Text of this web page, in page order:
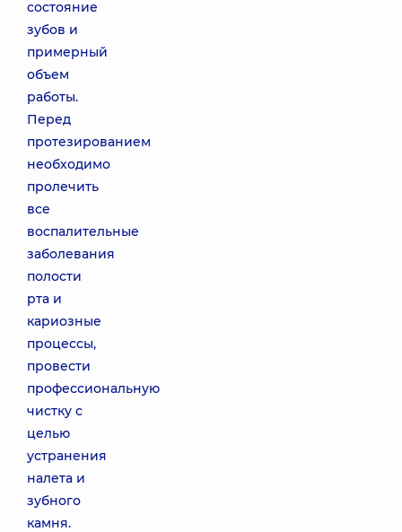
состояние
зубов и
примерный
объем
работы.
Перед
протезированием
необходимо
пролечить
все
воспалительные
заболевания
полости
рта и
кариозные
процессы,
провести
профессиональную
чистку с
целью
устранения
налета и
зубного
камня.